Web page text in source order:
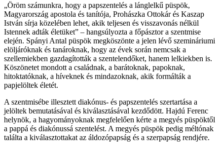
„Öröm számunkra, hogy a papszentelés a lánglelkű püspök,
Magyarország apostola és tanítója, Prohászka Ottokár és Kaszap
István sírja közelében lehet, akik teljesen és visszavonás nélkül
Istennek adták életüket” – hangsúlyozta a főpásztor a szentmise
elején. Spányi Antal püspök megköszönte a jelen lévő szemináriumi
elöljáróknak és tanároknak, hogy az évek során nemcsak a
szellemiekben gazdagították a szentelendőket, hanem lelkiekben is.
Köszönetet mondott a családnak, a barátoknak, papoknak,
hitoktatóknak, a híveknek és mindazoknak, akik formálták a
papjelöltek életét.
A szentmisébe illesztett diakónus- és papszentelés szertartása a
jelöltek bemutatásával és kiválasztásával kezdődött. Hajdú Ferenc
helynök, a hagyományoknak megfelelően kérte a megyés püspöktől
a pappá és diakónussá szentelést. A megyés püspök pedig méltónak
találta a kiválasztottakat az áldozópapság és a szerpapság rendjére.